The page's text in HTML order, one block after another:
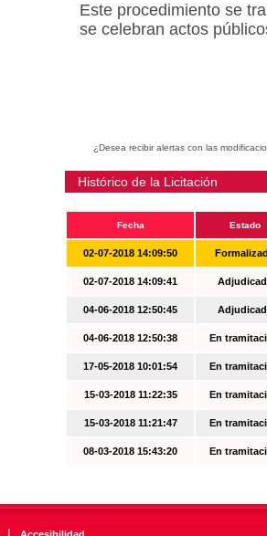
Este procedimiento se
se celebran actos
¿Desea recibir alertas con las
Histórico de la Licitación
Fecha Estado
02-07-2018 14:09:50
02-07-2018 14:09:41
04-06-2018 12:50:45
04-06-2018 12:50:38 En
17-05-2018 10:01:54 En
15-03-2018 11:22:35 En
15-03-2018 11:21:47 En
08-03-2018 15:43:20 En